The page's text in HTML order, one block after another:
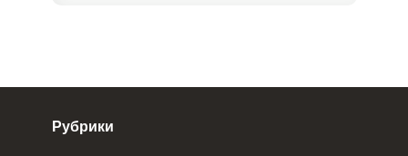
Рубрики